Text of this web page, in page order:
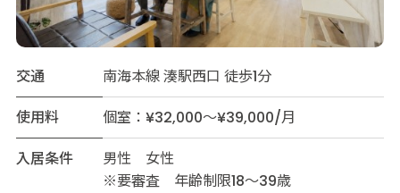
交通
南海本線 湊駅西口 徒歩1分
使用料
個室：¥32,000～¥39,000/月
入居条件
男性 女性
※要審査 年齢制限18～39歳